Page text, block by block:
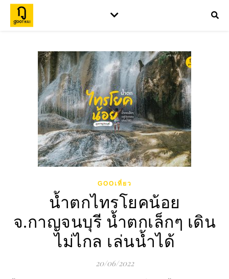
GOOเที่ยว
น้ำตกไทรโยคน้อย
จ.กาญจนบุรี น้ำตกเล็กๆ เดิน
ไม่ไกล เล่นน้ำได้
20/06/2022